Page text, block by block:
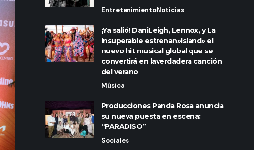
EntretenimientoNoticias
¡Ya salió! DaniLeigh, Lennox, y La
Insuperable estrenan»Island» el
nuevo hit musical global que se
convertirá en laverdadera canción
del verano
Música
Producciones Panda Rosa anuncia
su nueva puesta en escena:
“PARADISO”
Sociales